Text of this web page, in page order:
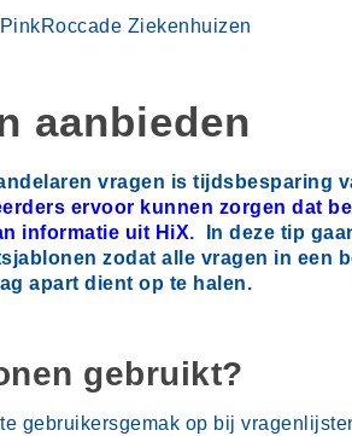
aanbieden
vragen is tijdsbesparing
ervoor kunnen zorgen dat
informatie uit HiX. In deze tip
zodat alle vragen in een
apart dient op te halen.
gebruikt?
gebruikersgemak op bij